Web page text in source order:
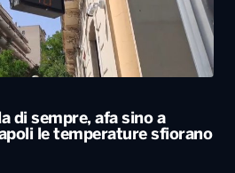
di sempre, afa sino a
le temperature sfiorano